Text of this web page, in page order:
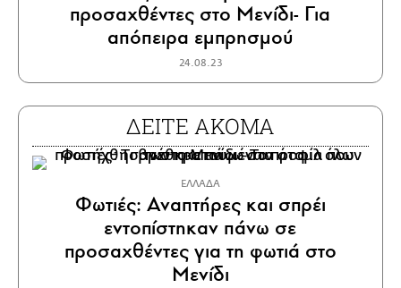
προσαχθέντες στο Μενίδι- Για
απόπειρα εμπρησμού
24.08.23
ΔΕΙΤΕ ΑΚΟΜΑ
ΕΛΛΑΔΑ
Φωτιές: Αναπτήρες και σπρέι
εντοπίστηκαν πάνω σε
προσαχθέντες για τη φωτιά στο
Μενίδι